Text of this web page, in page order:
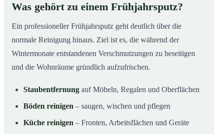
Was gehört zu einem Frühjahrsputz?
Ein professioneller Frühjahrsputz geht deutlich über die
normale Reinigung hinaus. Ziel ist es, die während der
Wintermonate entstandenen Verschmutzungen zu beseitigen
und die Wohnräume gründlich aufzufrischen.
Staubentfernung auf Möbeln, Regalen und Oberflächen
Böden reinigen – saugen, wischen und pflegen
Küche reinigen – Fronten, Arbeitsflächen und Geräte